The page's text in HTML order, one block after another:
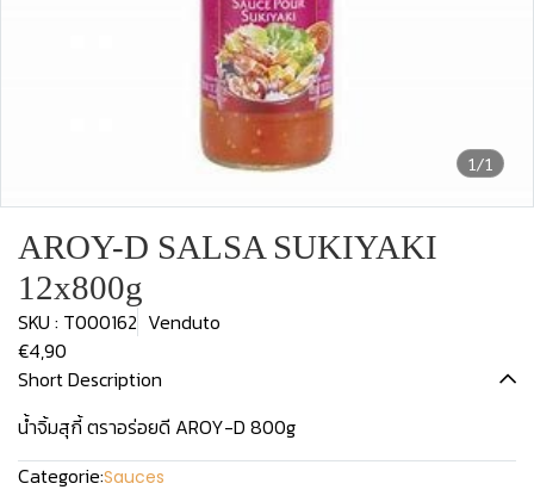
1/1
AROY-D SALSA SUKIYAKI
12x800g
SKU : T000162 Venduto
€4,90
Short Description
น้ำจิ้มสุกี้ ตราอร่อยดี AROY-D 800g
Categorie:Sauces